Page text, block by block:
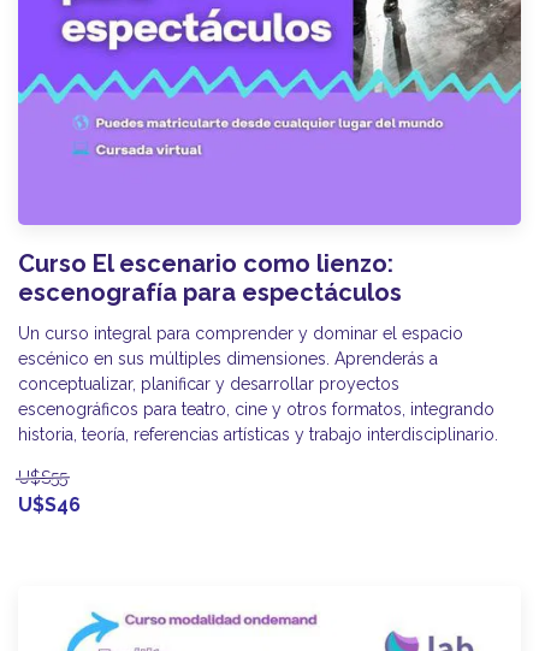
Curso El escenario como lienzo:
escenografía para espectáculos
Un curso integral para comprender y dominar el espacio
escénico en sus múltiples dimensiones. Aprenderás a
conceptualizar, planificar y desarrollar proyectos
escenográficos para teatro, cine y otros formatos, integrando
historia, teoría, referencias artísticas y trabajo interdisciplinario.
U$S55
U$S46